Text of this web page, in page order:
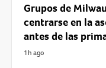
Grupos de
centrarse en la
antes de las
1h ago